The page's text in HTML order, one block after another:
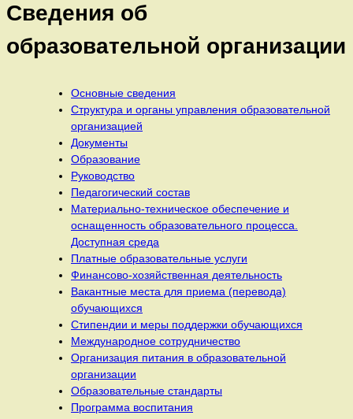
Сведения об
образовательной организации
Основные сведения
Структура и органы управления образовательной
организацией
Документы
Образование
Руководство
Педагогический состав
Материально-техническое обеспечение и
оснащенность образовательного процесса.
Доступная среда
Платные образовательные услуги
Финансово-хозяйственная деятельность
Вакантные места для приема (перевода)
обучающихся
Стипендии и меры поддержки обучающихся
Международное сотрудничество
Организация питания в образовательной
организации
Образовательные стандарты
Программа воспитания